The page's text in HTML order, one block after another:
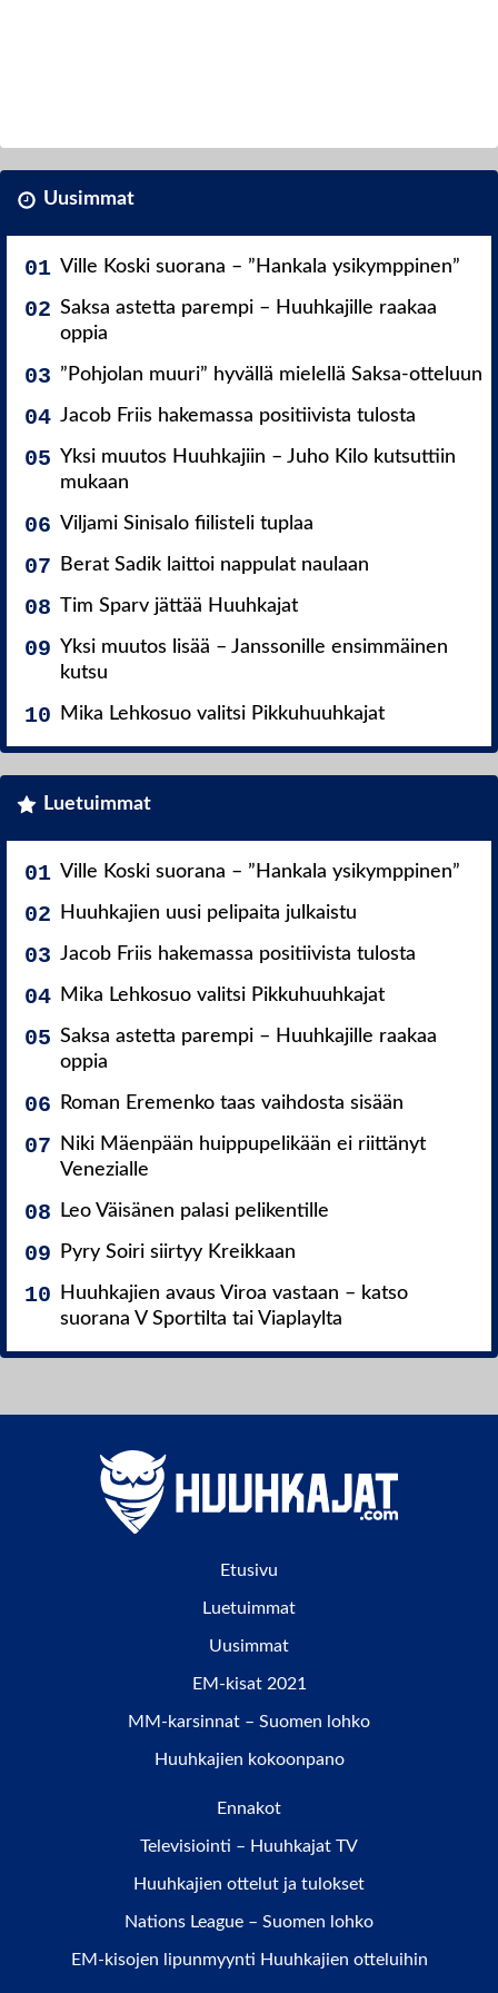
Uusimmat
Ville Koski suorana – ”Hankala ysikymppinen”
Saksa astetta parempi – Huuhkajille raakaa
oppia
”Pohjolan muuri” hyvällä mielellä Saksa-otteluun
Jacob Friis hakemassa positiivista tulosta
Yksi muutos Huuhkajiin – Juho Kilo kutsuttiin
mukaan
Viljami Sinisalo fiilisteli tuplaa
Berat Sadik laittoi nappulat naulaan
Tim Sparv jättää Huuhkajat
Yksi muutos lisää – Janssonille ensimmäinen
kutsu
Mika Lehkosuo valitsi Pikkuhuuhkajat
Luetuimmat
Ville Koski suorana – ”Hankala ysikymppinen”
Huuhkajien uusi pelipaita julkaistu
Jacob Friis hakemassa positiivista tulosta
Mika Lehkosuo valitsi Pikkuhuuhkajat
Saksa astetta parempi – Huuhkajille raakaa
oppia
Roman Eremenko taas vaihdosta sisään
Niki Mäenpään huippupelikään ei riittänyt
Venezialle
Leo Väisänen palasi pelikentille
Pyry Soiri siirtyy Kreikkaan
Huuhkajien avaus Viroa vastaan – katso
suorana V Sportilta tai Viaplaylta
Etusivu
Luetuimmat
Uusimmat
EM-kisat 2021
MM-karsinnat – Suomen lohko
Huuhkajien kokoonpano
Ennakot
Televisiointi – Huuhkajat TV
Huuhkajien ottelut ja tulokset
Nations League – Suomen lohko
EM-kisojen lipunmyynti Huuhkajien otteluihin